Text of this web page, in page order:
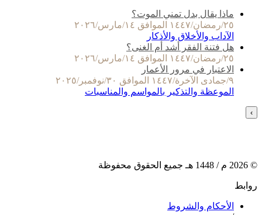
ماذا يقال بدل تمني الموت؟
٢٥/رمضان/١٤٤٧ الموافق ١٤/مارس/٢٠٢٦
الآداب والأخلاق والأذكار
هل فتنة الفقر أشد أم الغنى؟
٢٥/رمضان/١٤٤٧ الموافق ١٤/مارس/٢٠٢٦
الاعتبار في مرور الأعمار
٩/جمادى الآخرة/١٤٤٧ الموافق ٣٠/نوفمبر/٢٠٢٥
الموعظة والتذكير بالمواسم والمناسبات
›
©
2026 م / 1448 هـ جميع الحقوق محفوظة
روابط
الأحكام والشروط